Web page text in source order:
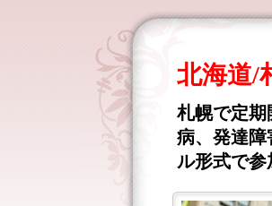
北海道/
札幌で定期
病、発達障
ル形式で参